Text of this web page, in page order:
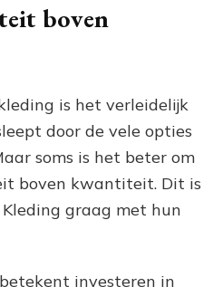
boven
is het verleidelijk
door de vele opties
soms is het beter om
boven kwantiteit. Dit is
graag met hun
investeren in